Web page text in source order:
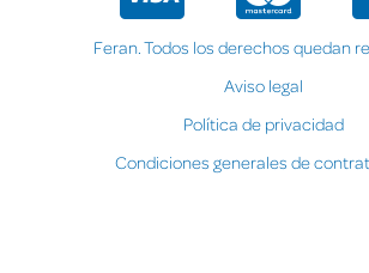
Feran. Todos los derechos quedan
Aviso legal
Política de privacidad
Condiciones generales de